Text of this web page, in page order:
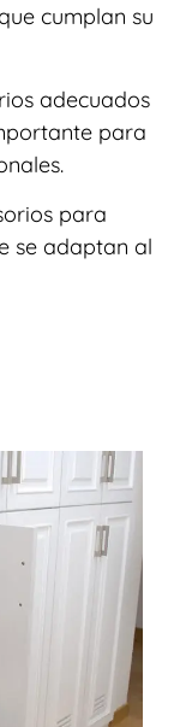
cumplan su
adecuados
para
para
se adaptan al